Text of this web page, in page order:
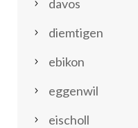
davos
diemtigen
ebikon
eggenwil
eischoll